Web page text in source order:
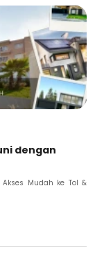
dengan
Mudah ke Tol &